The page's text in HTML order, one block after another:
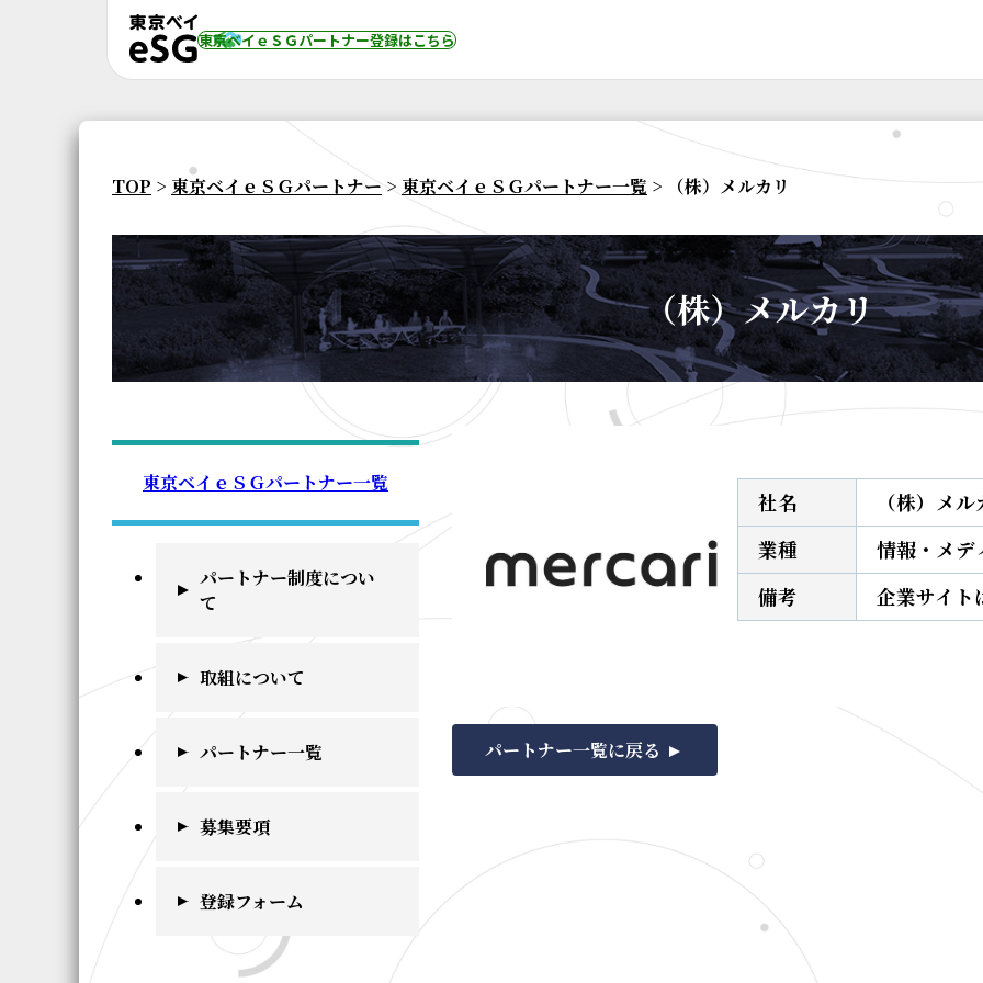
東京ベイｅＳＧパートナー登録はこちら
TOP > 東京ベイｅＳＧパートナー > 東京ベイｅＳＧパートナー一覧 > （株）メルカリ
（株）メルカリ
東京ベイｅＳＧパートナー一覧
パートナー制度につい
て
取組について
パートナー一覧
募集要項
登録フォーム
社名
（株）メ
業種
情報・メデ
備考
企業サイト
パートナー一覧に戻る